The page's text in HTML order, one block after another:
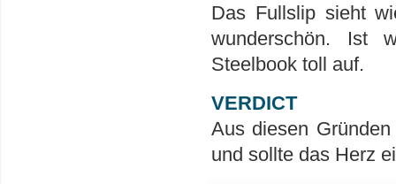
Das Fullslip sieht
wunderschön. Ist
Steelbook toll auf.
VERDICT
Aus diesen
und sollte das Herz